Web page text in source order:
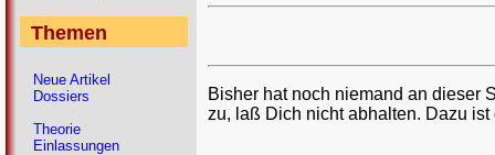
Bisher hat noch niemand an dieser
zu, laß Dich nicht abhalten. Dazu
Themen
Neue Artikel
Dossiers
Theorie
Einlassungen